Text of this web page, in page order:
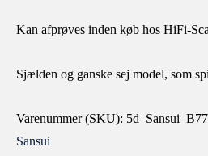
Kan afprøves inden køb hos HiFi-
Sjælden og ganske sej model, som
Varenummer (SKU): 5d_Sansui_B77
Sansui